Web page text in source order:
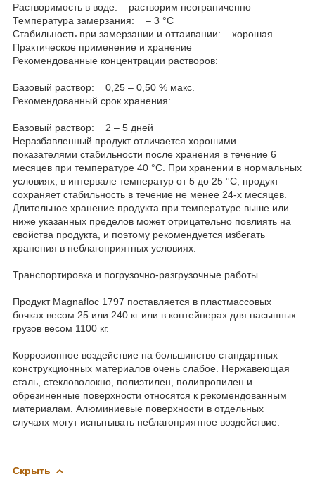
Растворимость в воде: растворим неограниченно
Температура замерзания: – 3 °C
Стабильность при замерзании и оттаивании: хорошая
Практическое применение и хранение
Рекомендованные концентрации растворов:
Базовый раствор: 0,25 – 0,50 % макс.
Рекомендованный срок хранения:
Базовый раствор: 2 – 5 дней
Неразбавленный продукт отличается хорошими
показателями стабильности после хранения в течение 6
месяцев при температуре 40 °C. При хранении в нормальных
условиях, в интервале температур от 5 до 25 °C, продукт
сохраняет стабильность в течение не менее 24-х месяцев.
Длительное хранение продукта при температуре выше или
ниже указанных пределов может отрицательно повлиять на
свойства продукта, и поэтому рекомендуется избегать
хранения в неблагоприятных условиях.
Транспортировка и погрузочно-разгрузочные работы
Продукт Magnafloc 1797 поставляется в пластмассовых
бочках весом 25 или 240 кг или в контейнерах для насыпных
грузов весом 1100 кг.
Коррозионное воздействие на большинство стандартных
конструкционных материалов очень слабое. Нержавеющая
сталь, стекловолокно, полиэтилен, полипропилен и
обрезиненные поверхности относятся к рекомендованным
материалам. Алюминиевые поверхности в отдельных
случаях могут испытывать неблагоприятное воздействие.
Скрыть